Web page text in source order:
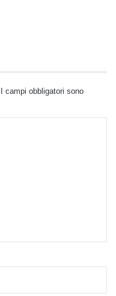
I campi obbligatori sono